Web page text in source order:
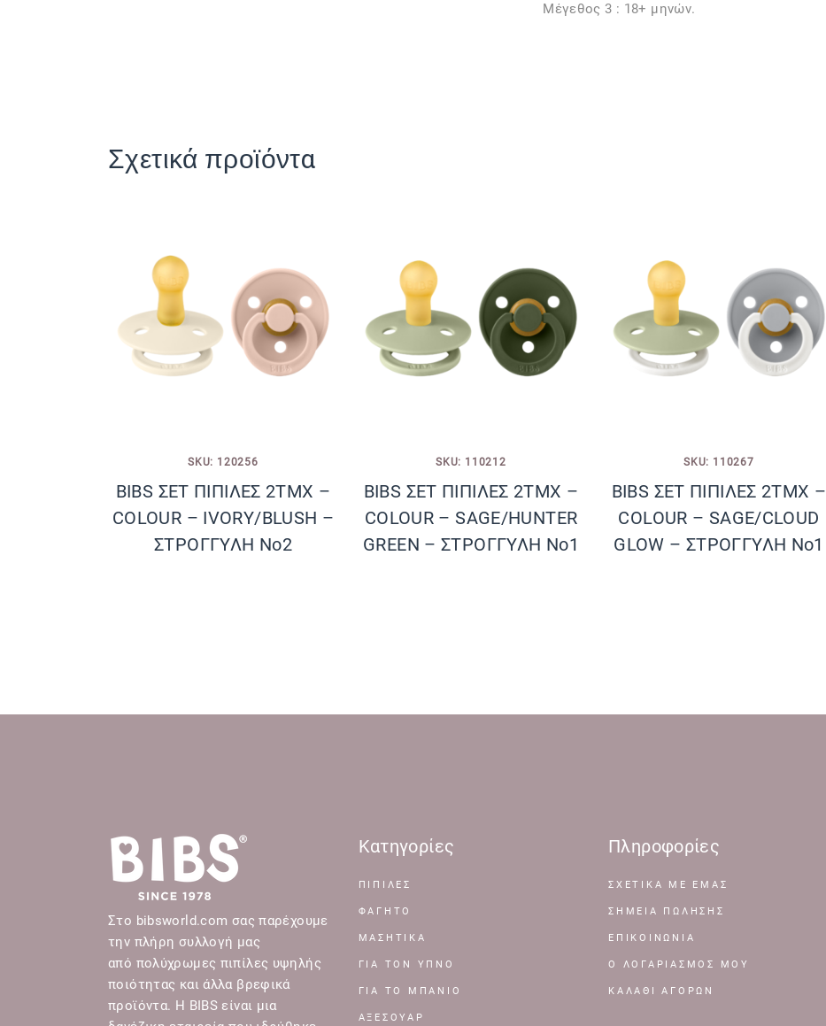
Μέγεθος 3 : 18+ μηνών.
Σχετικά προϊόντα
SKU: 120256
BIBS ΣΕΤ ΠΙΠΙΛΕΣ 2ΤΜΧ –
COLOUR – IVORY/BLUSH –
ΣΤΡΟΓΓΥΛΗ No2
SKU: 110212
BIBS ΣΕΤ ΠΙΠΙΛΕΣ 2ΤΜΧ –
COLOUR – SAGE/HUNTER
GREEN – ΣΤΡΟΓΓΥΛΗ No1
SKU: 110267
BIBS ΣΕΤ ΠΙΠΙΛΕΣ 2ΤΜΧ –
COLOUR – SAGE/CLOUD
GLOW – ΣΤΡΟΓΓΥΛΗ No1
Στο bibsworld.com σας παρέχουμε
την πλήρη συλλογή μας
από πολύχρωμες πιπίλες υψηλής
ποιότητας και άλλα βρεφικά
προϊόντα. Η BIBS είναι μια
Κατηγορίες
ΠΙΠΙΛΕΣ
ΦΑΓΗΤΟ
ΜΑΣΗΤΙΚΑ
ΓΙΑ ΤΟΝ ΥΠΝΟ
ΓΙΑ ΤΟ ΜΠΑΝΙΟ
ΑΞΕΣΟΥΑΡ
Πληροφορίες
ΣΧΕΤΙΚΆ ΜΕ ΕΜΆΣ
ΣΗΜΕΊΑ ΠΏΛΗΣΗΣ
ΕΠΙΚΟΙΝΩΝΊΑ
Ο ΛΟΓΑΡΙΑΣΜΌΣ ΜΟΥ
ΚΑΛΆΘΙ ΑΓΟΡΏΝ